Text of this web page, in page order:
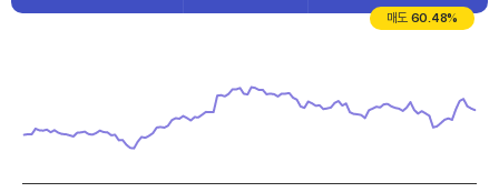
매도 60.48%
The chart has 1 X axis displaying categories.
The chart has 1 Y axis displaying values. Data ranges from